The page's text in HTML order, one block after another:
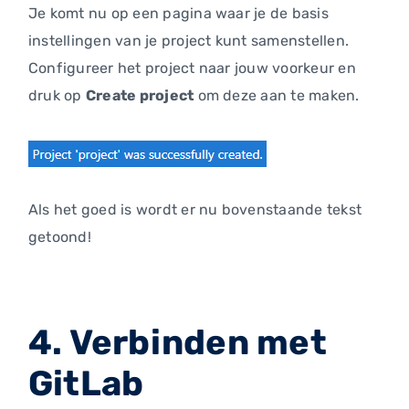
Je komt nu op een pagina waar je de basis
instellingen van je project kunt samenstellen.
Configureer het project naar jouw voorkeur en
druk op Create project om deze aan te maken.
Als het goed is wordt er nu bovenstaande tekst
getoond!
4. Verbinden met
GitLab